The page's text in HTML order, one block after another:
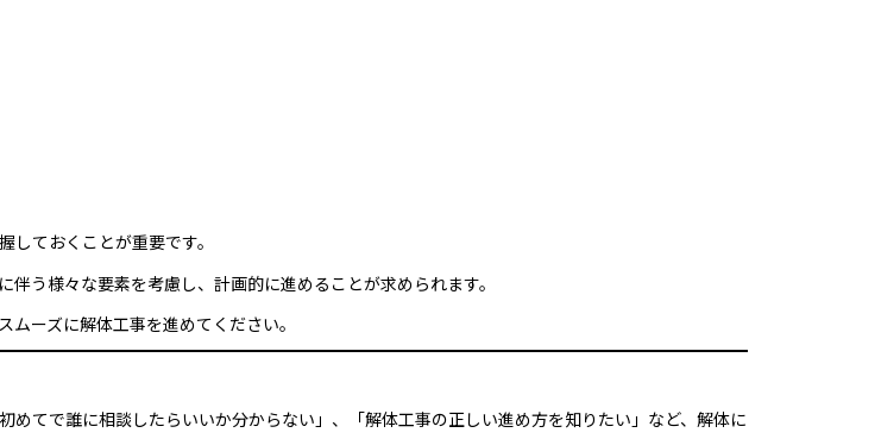
ておくことが重要です。
う様々な要素を考慮し、計画的に進めることが求められます。
ーズに解体工事を進めてください。
めてで誰に相談したらいいか分からない」、「解体工事の正しい進め方を知りたい」など、解体に